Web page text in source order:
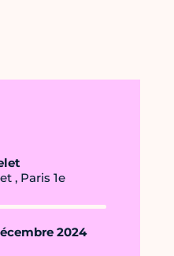
, Paris 1e
2024